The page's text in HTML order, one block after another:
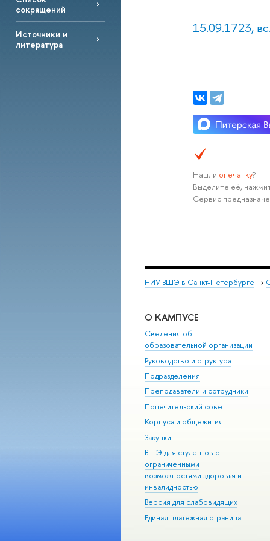
сокращений
Источники и
литература
15.09.1723,
Нашли опечатку?
Выделите её,
Сервис
НИУ ВШЭ в Санкт-Петербурге →
О КАМПУСЕ
Сведения об
образовательной организации
Руководство и структура
Подразделения
Преподаватели и сотрудники
Попечительский совет
Корпуса и общежития
Закупки
ВШЭ для студентов с
ограниченными
возможностями здоровья и
инвалидностью
Версия для слабовидящих
Единая платежная страница